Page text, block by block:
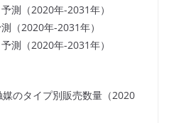
測（2020年-2031年）
（2020年-2031年）
測（2020年-2031年）
のタイプ別販売数量（2020